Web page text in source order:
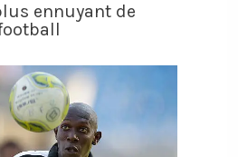
ennuyant de